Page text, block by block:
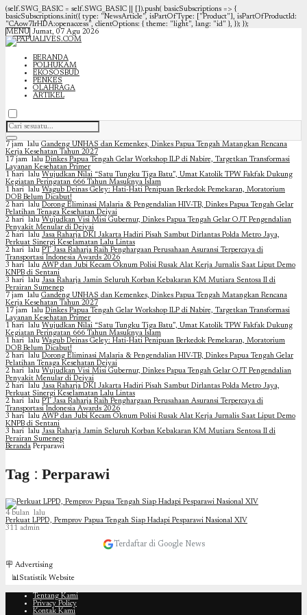
(self.SWG_BASIC = self.SWG_BASIC || []).push( basicSubscriptions => {
basicSubscriptions.init({ type: "NewsArticle", isPartOfType: ["Product"], isPartOfProductId:
"CAow7IrHDA:openaccess", clientOptions: { theme: "light", lang: "id" }, }); });
MENU Jumat, 07 Agu 2026
BERANDA
POLHUKAM
EKOSOSBUD
PENKES
OLAHRAGA
ARTIKEL
7 jam lalu Gandeng UNHAS dan Kemenkes, Dinkes Papua Tengah Matangkan Rencana
Kerja Kesehatan Tahun 2027
17 jam lalu Dinkes Papua Tengah Gelar Workshop ILP di Nabire, Targetkan Transformasi
Layanan Kesehatan Primer
1 hari lalu Wujudkan Nilai “Satu Tungku Tiga Batu”, Umat Katolik TPW Fakfak Dukung
Kegiatan Peringatan 666 Tahun Masuknya Islam
1 hari lalu Wagub Deinas Geley: Hati-Hati Penipuan Berkedok Pemekaran, Moratorium
DOB Belum Dicabut!
2 hari lalu Dorong Eliminasi Malaria & Pengendalian HIV-TB, Dinkes Papua Tengah Gelar
Pelatihan Tenaga Kesehatan Deiyai
2 hari lalu Wujudkan Visi Misi Gubernur, Dinkes Papua Tengah Gelar OJT Pengendalian
Penyakit Menular di Deiyai
2 hari lalu Jasa Raharja DKI Jakarta Hadiri Pisah Sambut Dirlantas Polda Metro Jaya,
Perkuat Sinergi Keselamatan Lalu Lintas
2 hari lalu PT Jasa Raharja Raih Penghargaan Perusahaan Asuransi Terpercaya di
Transportasi Indonesia Awards 2026
3 hari lalu AWP dan Jubi Kecam Oknum Polisi Rusak Alat Kerja Jurnalis Saat Liput Demo
KNPB di Sentani
3 hari lalu Jasa Raharja Jamin Seluruh Korban Kebakaran KM Mutiara Sentosa II di
Perairan Sumenep
7 jam lalu Gandeng UNHAS dan Kemenkes, Dinkes Papua Tengah Matangkan Rencana
Kerja Kesehatan Tahun 2027
17 jam lalu Dinkes Papua Tengah Gelar Workshop ILP di Nabire, Targetkan Transformasi
Layanan Kesehatan Primer
1 hari lalu Wujudkan Nilai “Satu Tungku Tiga Batu”, Umat Katolik TPW Fakfak Dukung
Kegiatan Peringatan 666 Tahun Masuknya Islam
1 hari lalu Wagub Deinas Geley: Hati-Hati Penipuan Berkedok Pemekaran, Moratorium
DOB Belum Dicabut!
2 hari lalu Dorong Eliminasi Malaria & Pengendalian HIV-TB, Dinkes Papua Tengah Gelar
Pelatihan Tenaga Kesehatan Deiyai
2 hari lalu Wujudkan Visi Misi Gubernur, Dinkes Papua Tengah Gelar OJT Pengendalian
Penyakit Menular di Deiyai
2 hari lalu Jasa Raharja DKI Jakarta Hadiri Pisah Sambut Dirlantas Polda Metro Jaya,
Perkuat Sinergi Keselamatan Lalu Lintas
2 hari lalu PT Jasa Raharja Raih Penghargaan Perusahaan Asuransi Terpercaya di
Transportasi Indonesia Awards 2026
3 hari lalu AWP dan Jubi Kecam Oknum Polisi Rusak Alat Kerja Jurnalis Saat Liput Demo
KNPB di Sentani
3 hari lalu Jasa Raharja Jamin Seluruh Korban Kebakaran KM Mutiara Sentosa II di
Perairan Sumenep
Beranda Perparawi
Tag : Perparawi
4 bulan lalu
Perkuat LPPD, Pemprov Papua Tengah Siap Hadapi Pesparawi Nasional XIV
311 admin
Terdaftar di Google News
🪧 Advertising
📊Statistik Website
Tentang Kami
Privacy Policy
Kontak Kami